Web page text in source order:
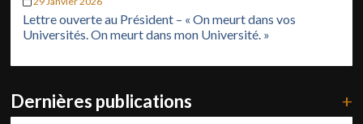
Lettre ouverte au Président – « On meurt dans vos
Universités. On meurt dans mon Université. »
Dernières publications +